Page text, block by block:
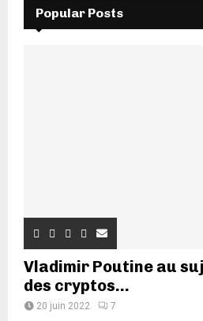
Popular Posts
Vladimir Poutine au
des cryptos...
20 juin 2022 7